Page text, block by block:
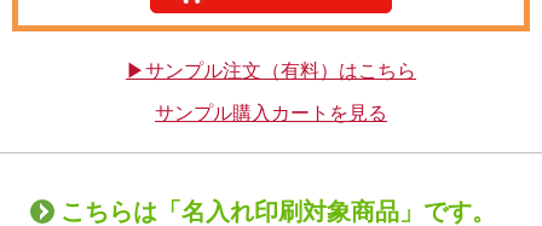
▶サンプル注文（有料）はこちら
サンプル購入カートを見る
こちらは「名入れ印刷対象商品」です。